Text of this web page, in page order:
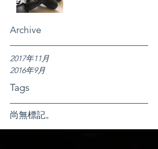
Archive
2017年11月
2016年9月
Tags
尚無標記。